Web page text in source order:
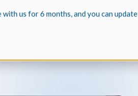
us for 6 months, and you can